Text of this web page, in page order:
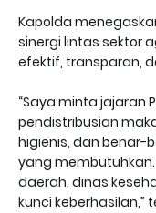
Kapolda
sinergi lintas sektor
efektif, transparan,
“Saya minta jajaran
pendistribusian
higienis, dan benar-
yang
daerah, dinas
kunci keberhasilan,”